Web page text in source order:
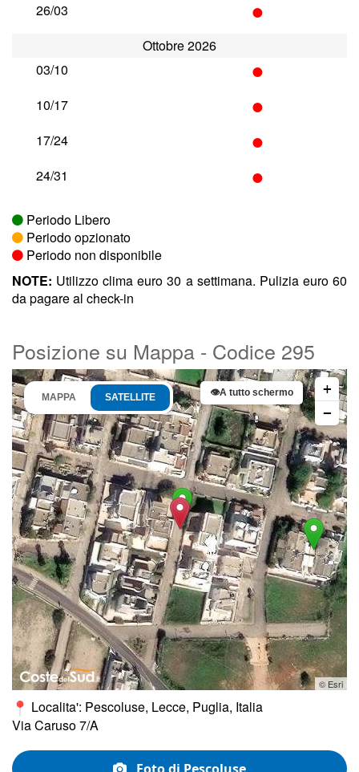
26/03
Ottobre 2026
03/10
•
10/17 •
17/24 •
24/31 •
Periodo Libero
Periodo opzionato
Periodo non disponibile
NOTE: Utilizzo clima euro 30 a settimana. Pulizia euro 60
da pagare al check-in
Posizione su Mappa - Codice 295
MAPPA SATELLITE 👁A tutto schermo
+
−
© Esri
Localita': Pescoluse, Lecce, Puglia, Italia
Via Caruso 7/A